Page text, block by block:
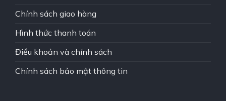
Chính sách giao hàng
Hình thức thanh toán
Điều khoản và chính sách
Chính sách bảo mật thông tin